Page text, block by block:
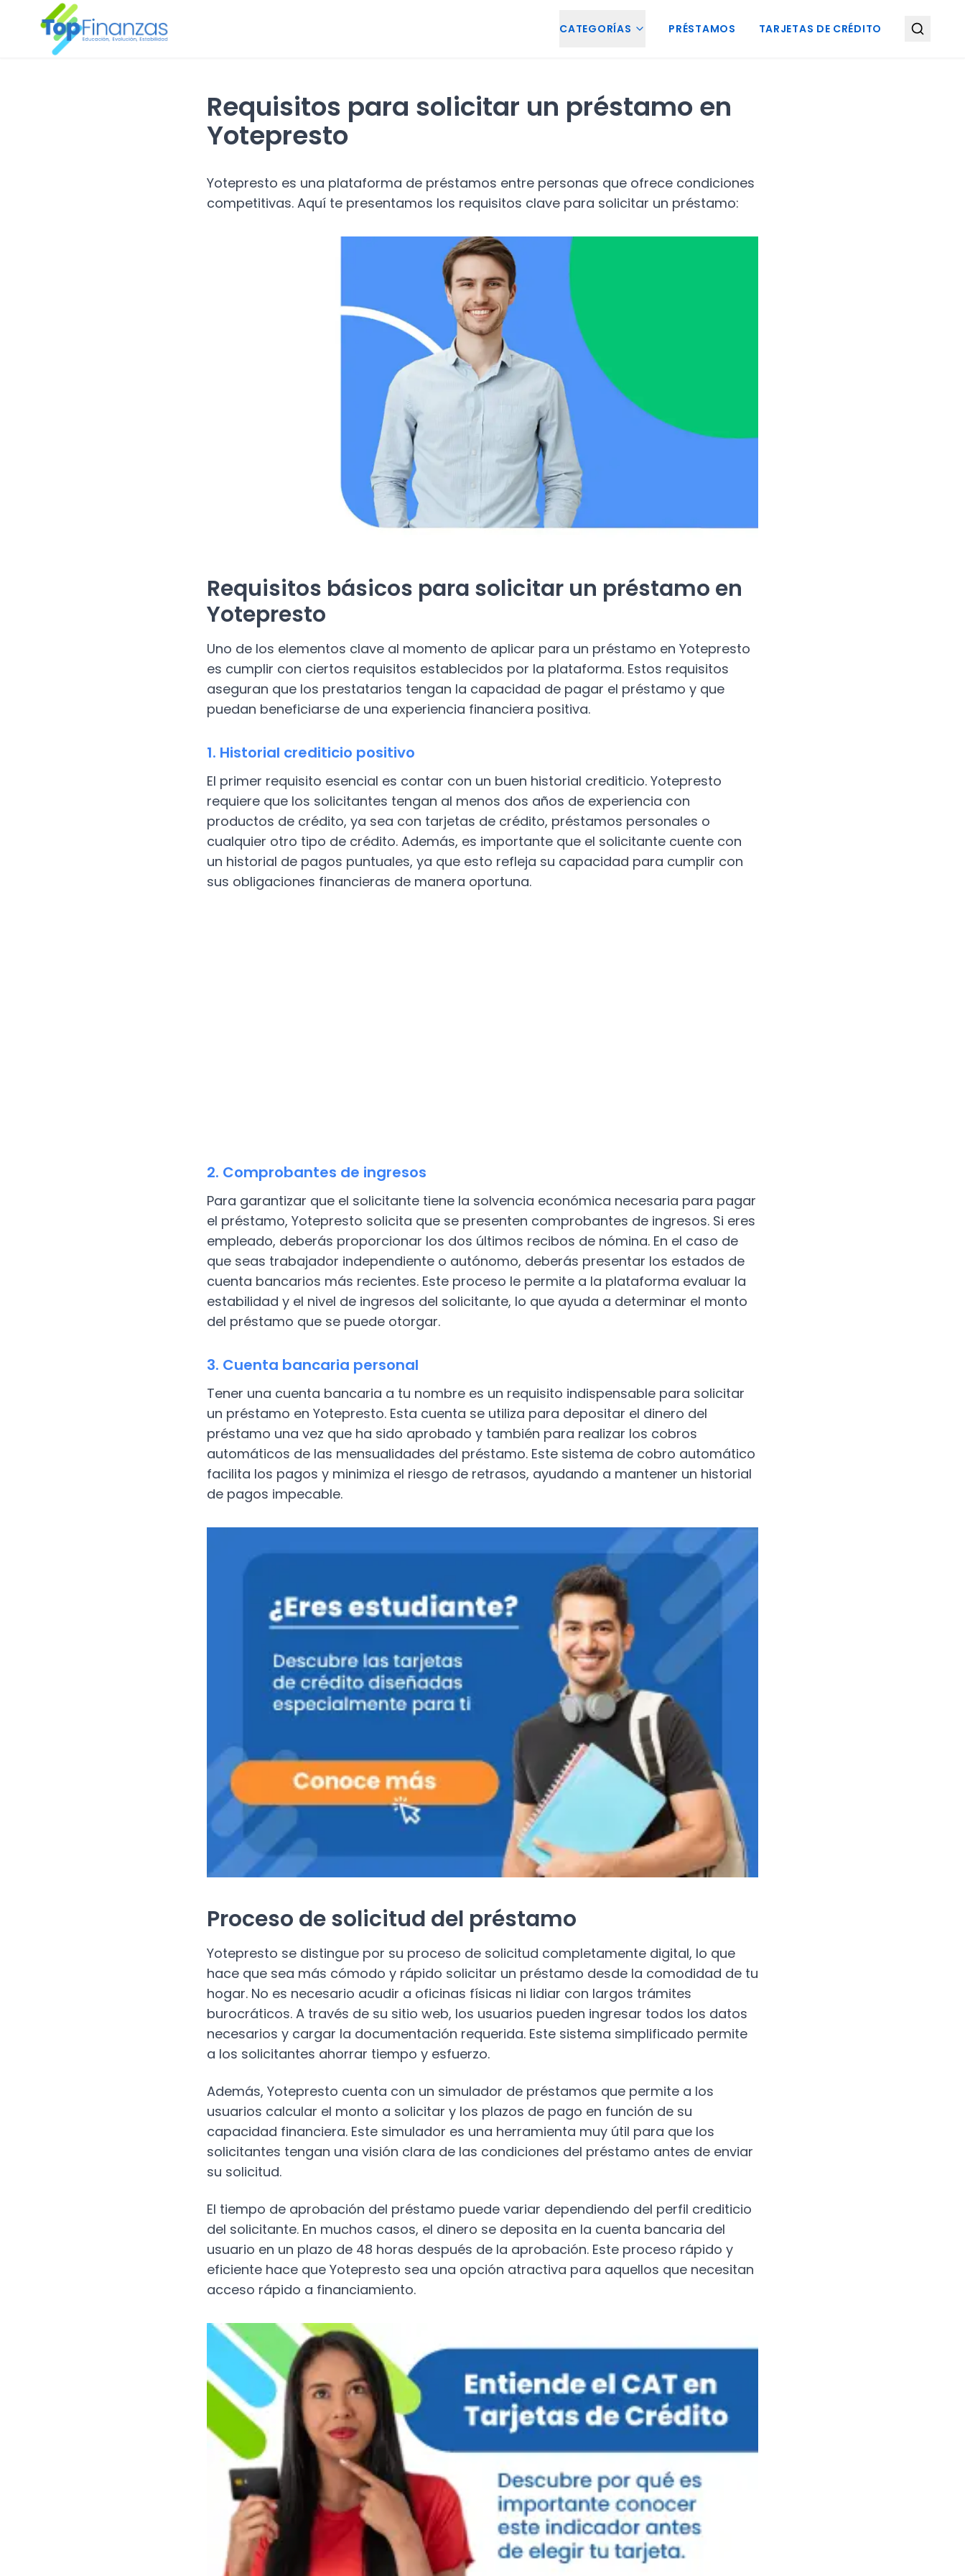
CATEGORÍAS PRÉSTAMOS TARJETAS DE CRÉDITO
Requisitos para solicitar un préstamo en
Yotepresto
Yotepresto es una plataforma de préstamos entre personas que ofrece condiciones
competitivas. Aquí te presentamos los requisitos clave para solicitar un préstamo:
Requisitos básicos para solicitar un préstamo en
Yotepresto
Uno de los elementos clave al momento de aplicar para un préstamo en Yotepresto
es cumplir con ciertos requisitos establecidos por la plataforma. Estos requisitos
aseguran que los prestatarios tengan la capacidad de pagar el préstamo y que
puedan beneficiarse de una experiencia financiera positiva.
1. Historial crediticio positivo
El primer requisito esencial es contar con un buen historial crediticio. Yotepresto
requiere que los solicitantes tengan al menos dos años de experiencia con
productos de crédito, ya sea con tarjetas de crédito, préstamos personales o
cualquier otro tipo de crédito. Además, es importante que el solicitante cuente con
un historial de pagos puntuales, ya que esto refleja su capacidad para cumplir con
sus obligaciones financieras de manera oportuna.
2. Comprobantes de ingresos
Para garantizar que el solicitante tiene la solvencia económica necesaria para pagar
el préstamo, Yotepresto solicita que se presenten comprobantes de ingresos. Si eres
empleado, deberás proporcionar los dos últimos recibos de nómina. En el caso de
que seas trabajador independiente o autónomo, deberás presentar los estados de
cuenta bancarios más recientes. Este proceso le permite a la plataforma evaluar la
estabilidad y el nivel de ingresos del solicitante, lo que ayuda a determinar el monto
del préstamo que se puede otorgar.
3. Cuenta bancaria personal
Tener una cuenta bancaria a tu nombre es un requisito indispensable para solicitar
un préstamo en Yotepresto. Esta cuenta se utiliza para depositar el dinero del
préstamo una vez que ha sido aprobado y también para realizar los cobros
automáticos de las mensualidades del préstamo. Este sistema de cobro automático
facilita los pagos y minimiza el riesgo de retrasos, ayudando a mantener un historial
de pagos impecable.
Proceso de solicitud del préstamo
Yotepresto se distingue por su proceso de solicitud completamente digital, lo que
hace que sea más cómodo y rápido solicitar un préstamo desde la comodidad de tu
hogar. No es necesario acudir a oficinas físicas ni lidiar con largos trámites
burocráticos. A través de su sitio web, los usuarios pueden ingresar todos los datos
necesarios y cargar la documentación requerida. Este sistema simplificado permite
a los solicitantes ahorrar tiempo y esfuerzo.
Además, Yotepresto cuenta con un simulador de préstamos que permite a los
usuarios calcular el monto a solicitar y los plazos de pago en función de su
capacidad financiera. Este simulador es una herramienta muy útil para que los
solicitantes tengan una visión clara de las condiciones del préstamo antes de enviar
su solicitud.
El tiempo de aprobación del préstamo puede variar dependiendo del perfil crediticio
del solicitante. En muchos casos, el dinero se deposita en la cuenta bancaria del
usuario en un plazo de 48 horas después de la aprobación. Este proceso rápido y
eficiente hace que Yotepresto sea una opción atractiva para aquellos que necesitan
acceso rápido a financiamiento.